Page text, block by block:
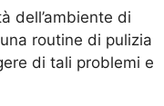
dell’ambiente di
routine di pulizia
di tali problemi e